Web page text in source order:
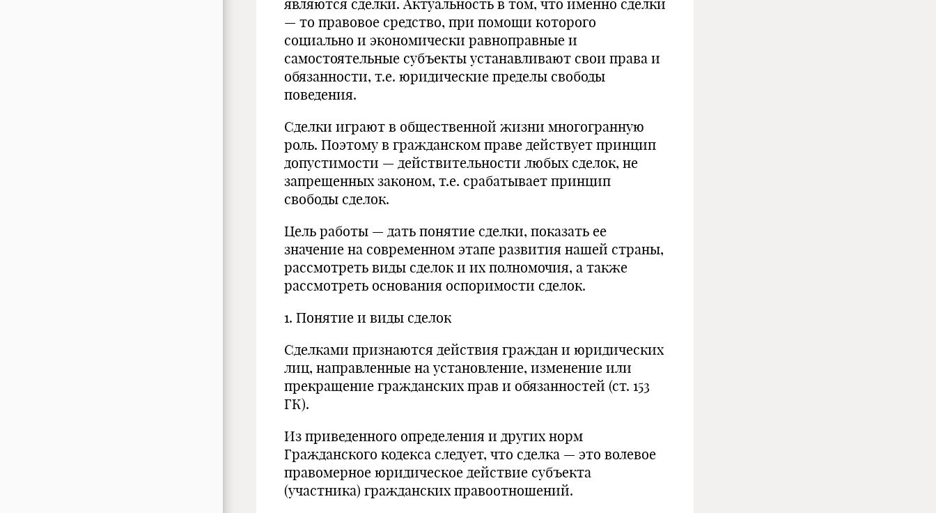
являются сделки. Актуальность в том, что именно сделки
— то правовое средство, при помощи которого
социально и экономически равноправные и
самостоятельные субъекты устанавливают свои права и
обязанности, т.е. юридические пределы свободы
поведения.
Сделки играют в общественной жизни многогранную
роль. Поэтому в гражданском праве действует принцип
допустимости — действительности любых сделок, не
запрещенных законом, т.е. срабатывает принцип
свободы сделок.
Цель работы — дать понятие сделки, показать ее
значение на современном этапе развития нашей страны,
рассмотреть виды сделок и их полномочия, а также
рассмотреть основания оспоримости сделок.
1. Понятие и виды сделок
Сделками признаются действия граждан и юридических
лиц, направленные на установление, изменение или
прекращение гражданских прав и обязанностей (ст. 153
ГК).
Из приведенного определения и других норм
Гражданского кодекса следует, что сделка — это волевое
правомерное юридическое действие субъекта
(участника) гражданских правоотношений.